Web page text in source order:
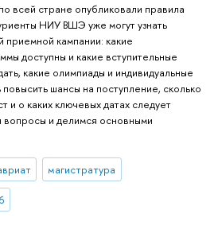
всей стране опубликовали правила
НИУ ВШЭ уже могут узнать
кампании: какие
доступны и какие вступительные
какие олимпиады и индивидуальные
шансы на поступление, сколько
о каких ключевых датах следует
вопросы и делимся основными
магистратура